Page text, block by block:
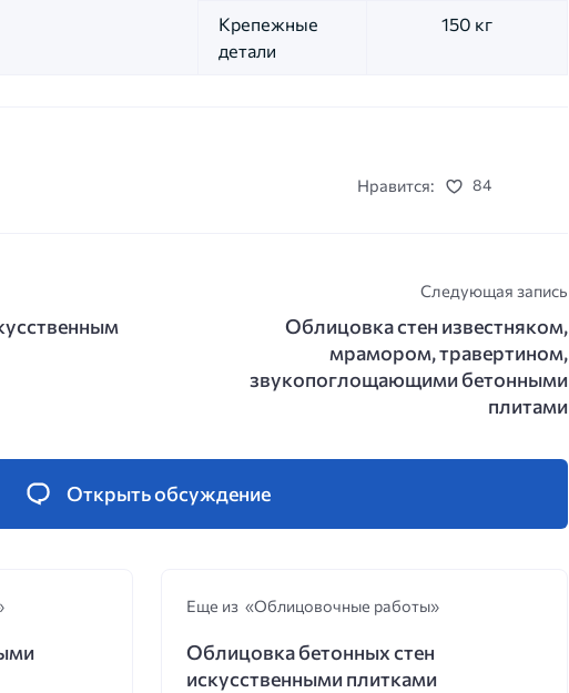
Крепежные
детали
150 кг
Нравится:
84
Следующая запись
Облицовка стен известняком,
мрамором, травертином,
звукопоглощающими бетонными
плитами
Открыть обсуждение
Еще из «Облицовочные работы»
Облицовка бетонных стен
искусственными плитками